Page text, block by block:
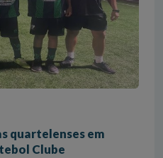
quartelenses em
Clube